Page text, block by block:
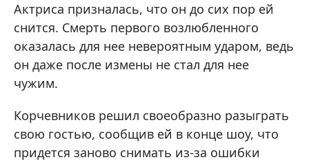
Актриса призналась, что он до сих пор ей
снится. Смерть первого возлюбленного
оказалась для нее невероятным ударом, ведь
он даже после измены не стал для нее
чужим.
Корчевников решил своеобразно разыграть
свою гостью, сообщив ей в конце шоу, что
придется заново снимать из-за ошибки